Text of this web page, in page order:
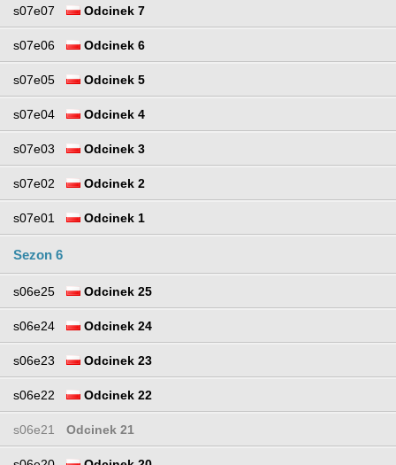
s07e07 Odcinek 7
s07e06 Odcinek 6
s07e05 Odcinek 5
s07e04 Odcinek 4
s07e03 Odcinek 3
s07e02 Odcinek 2
s07e01 Odcinek 1
Sezon 6
s06e25 Odcinek 25
s06e24 Odcinek 24
s06e23 Odcinek 23
s06e22 Odcinek 22
s06e21 Odcinek 21